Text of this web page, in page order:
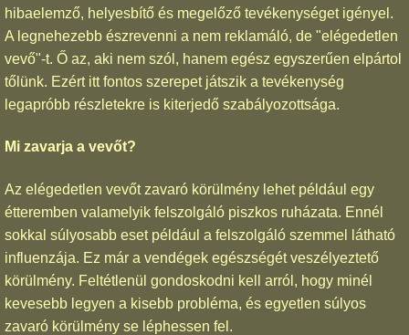
hibaelemző, helyesbítő és megelőző tevékenységet igényel.
A legnehezebb észrevenni a nem reklamáló, de "elégedetlen
vevő"-t. Ő az, aki nem szól, hanem egész egyszerűen elpártol
tőlünk. Ezért itt fontos szerepet játszik a tevékenység
legapróbb részletekre is kiterjedő szabályozottsága.
Mi zavarja a vevőt?
Az elégedetlen vevőt zavaró körülmény lehet például egy
étteremben valamelyik felszolgáló piszkos ruházata. Ennél
sokkal súlyosabb eset például a felszolgáló szemmel látható
influenzája. Ez már a vendégek egészségét veszélyeztető
körülmény. Feltétlenül gondoskodni kell arról, hogy minél
kevesebb legyen a kisebb probléma, és egyetlen súlyos
zavaró körülmény se léphessen fel.